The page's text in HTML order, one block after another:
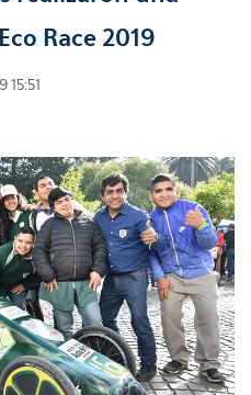
Race 2019
15:51